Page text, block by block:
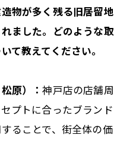
物が多く残る旧居留地
ました。どのような取
て教えてください。
原）：神戸店の店舗周
プトに合ったブランド
ることで、街全体の価